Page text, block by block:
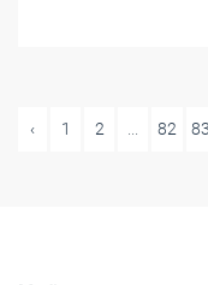
‹ 1 2 ... 82 83